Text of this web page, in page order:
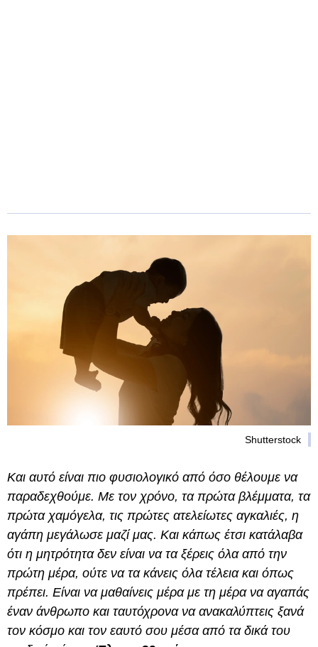
Shutterstock
Και αυτό είναι πιο φυσιολογικό από όσο θέλουμε να
παραδεχθούμε. Με τον χρόνο, τα πρώτα βλέμματα, τα
πρώτα χαμόγελα, τις πρώτες ατελείωτες αγκαλιές, η
αγάπη μεγάλωσε μαζί μας. Και κάπως έτσι κατάλαβα
ότι η μητρότητα δεν είναι να τα ξέρεις όλα από την
πρώτη μέρα, ούτε να τα κάνεις όλα τέλεια και όπως
πρέπει. Είναι να μαθαίνεις μέρα με τη μέρα να αγαπάς
έναν άνθρωπο και ταυτόχρονα να ανακαλύπτεις ξανά
τον κόσμο και τον εαυτό σου μέσα από τα δικά του